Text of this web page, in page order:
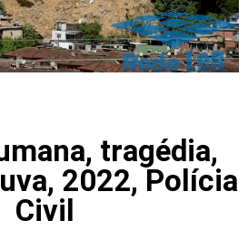
tragédia,
2022, Polícia
Civil